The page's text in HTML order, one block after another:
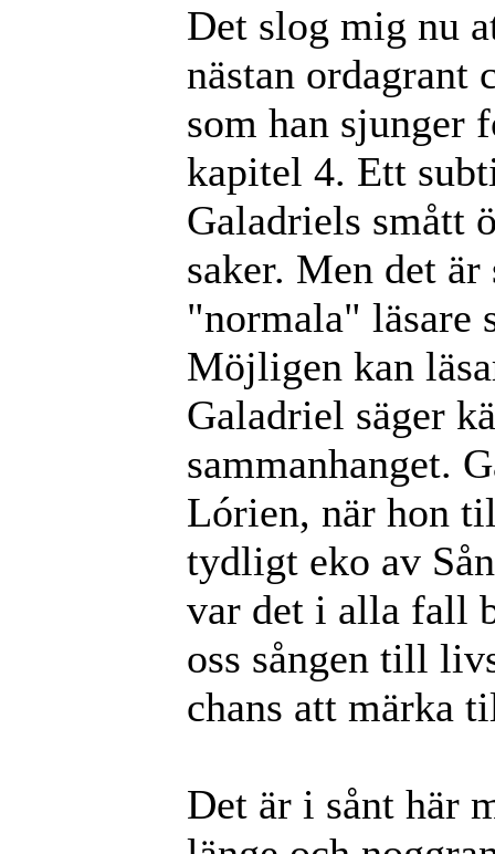
Det slog mig nu
nästan ordagrant
som han sjunger
kapitel 4. Ett
Galadriels smått
saker. Men det
"normala" läsare
Möjligen kan
Galadriel säger
sammanhanget.
Lórien, när hon
tydligt eko av
var det i alla fall
oss sången till
chans att märka
Det är i sånt här